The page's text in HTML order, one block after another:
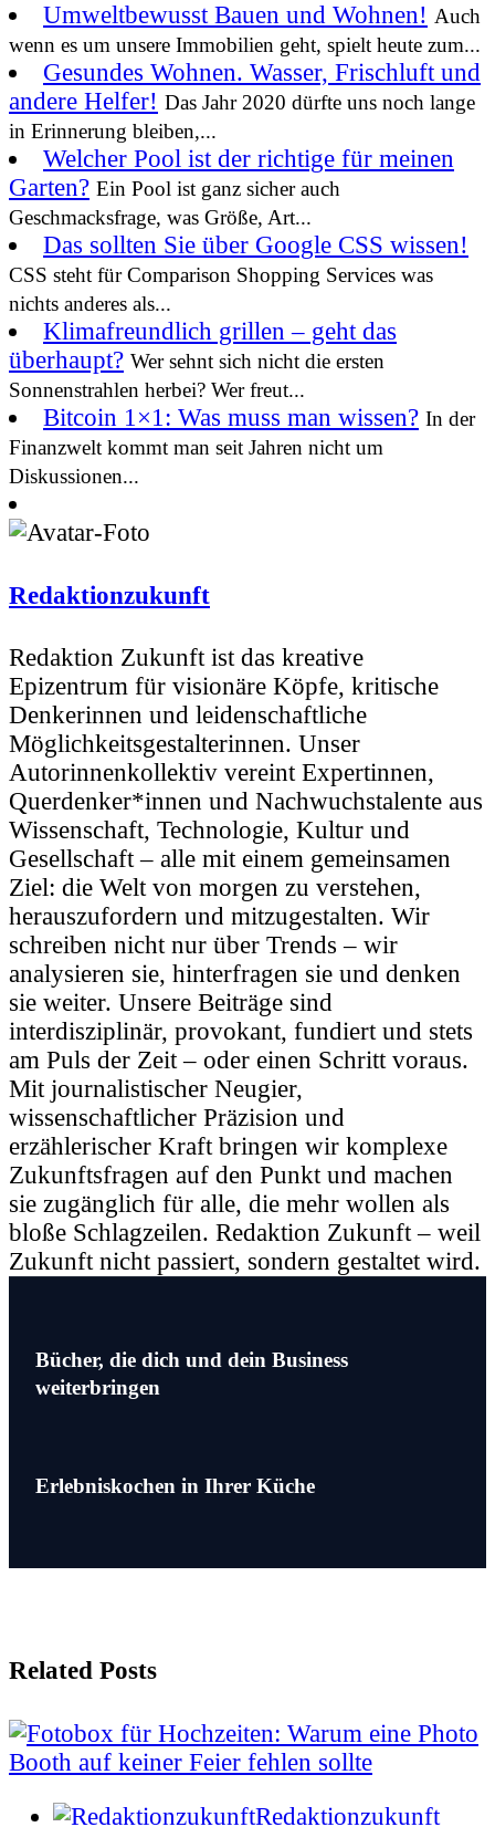
Umweltbewusst Bauen und Wohnen! Auch
wenn es um unsere Immobilien geht, spielt heute zum...
Gesundes Wohnen. Wasser, Frischluft und
andere Helfer! Das Jahr 2020 dürfte uns noch lange
in Erinnerung bleiben,...
Welcher Pool ist der richtige für meinen
Garten? Ein Pool ist ganz sicher auch
Geschmacksfrage, was Größe, Art...
Das sollten Sie über Google CSS wissen!
CSS steht für Comparison Shopping Services was
nichts anderes als...
Klimafreundlich grillen – geht das
überhaupt? Wer sehnt sich nicht die ersten
Sonnenstrahlen herbei? Wer freut...
Bitcoin 1×1: Was muss man wissen? In der
Finanzwelt kommt man seit Jahren nicht um
Diskussionen...
Redaktionzukunft
Redaktion Zukunft ist das kreative
Epizentrum für visionäre Köpfe, kritische
Denkerinnen und leidenschaftliche
Möglichkeitsgestalterinnen. Unser
Autorinnenkollektiv vereint Expertinnen,
Querdenker*innen und Nachwuchstalente aus
Wissenschaft, Technologie, Kultur und
Gesellschaft – alle mit einem gemeinsamen
Ziel: die Welt von morgen zu verstehen,
herauszufordern und mitzugestalten. Wir
schreiben nicht nur über Trends – wir
analysieren sie, hinterfragen sie und denken
sie weiter. Unsere Beiträge sind
interdisziplinär, provokant, fundiert und stets
am Puls der Zeit – oder einen Schritt voraus.
Mit journalistischer Neugier,
wissenschaftlicher Präzision und
erzählerischer Kraft bringen wir komplexe
Zukunftsfragen auf den Punkt und machen
sie zugänglich für alle, die mehr wollen als
bloße Schlagzeilen. Redaktion Zukunft – weil
Zukunft nicht passiert, sondern gestaltet wird.
Bücher, die dich und dein Business
weiterbringen
Erlebniskochen in Ihrer Küche
Related Posts
Redaktionzukunft